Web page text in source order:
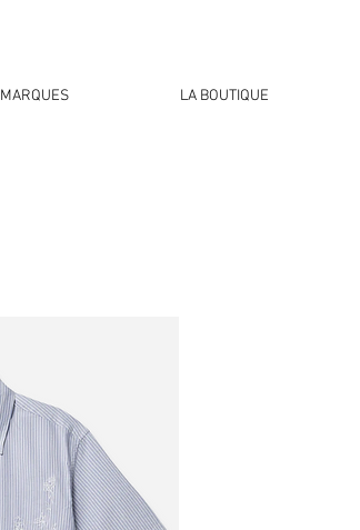
MARQUES LA BOUTIQUE